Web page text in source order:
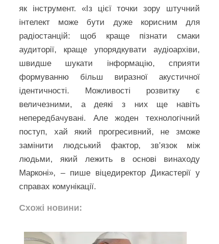
як інструмент. «Із цієї точки зору штучний
інтелект може бути дуже корисним для
радіостанцій: щоб краще пізнати смаки
аудиторії, краще упорядкувати аудіоархіви,
швидше шукати інформацію, сприяти
формуванню більш виразної акустичної
ідентичності. Можливості розвитку є
величезними, а деякі з них ще навіть
непередбачувані. Але жоден технологічний
поступ, хай який прогресивний, не зможе
замінити людський фактор, зв’язок між
людьми, який лежить в основі винаходу
Марконі», – пише віцедиректор Дикастерії у
справах комунікації.
Схожі новини: